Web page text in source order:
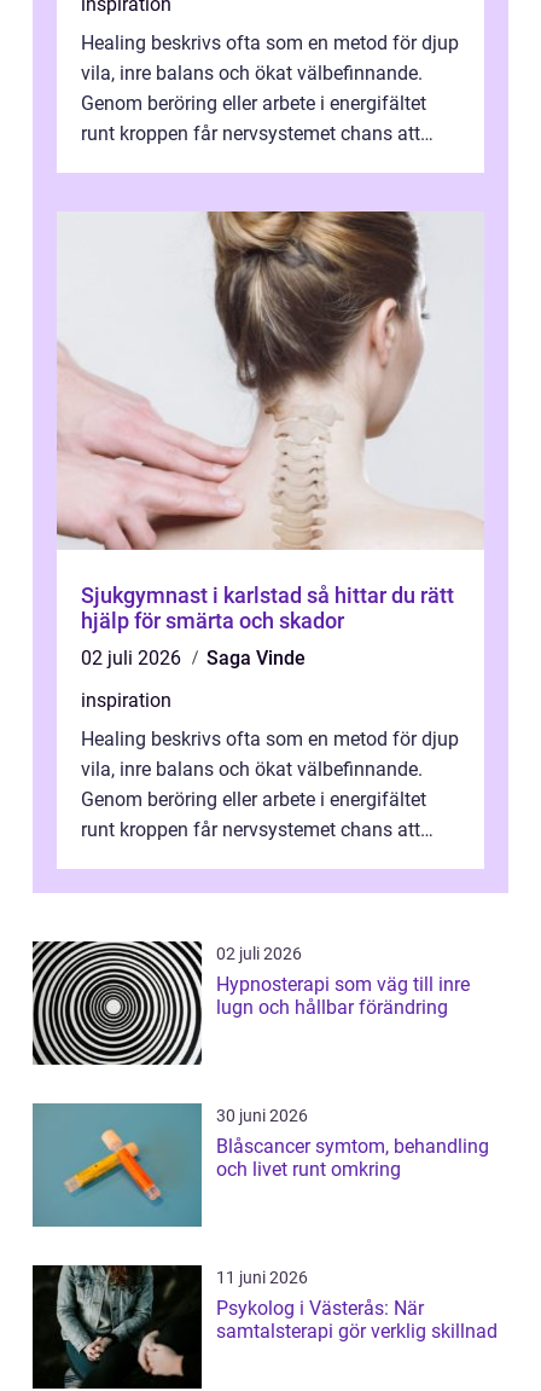
inspiration
Healing beskrivs ofta som en metod för djup
vila, inre balans och ökat välbefinnande.
Genom beröring eller arbete i energifältet
runt kroppen får nervsystemet chans att
Sjukgymnast i karlstad så hittar du rätt
hjälp för smärta och skador
02 juli 2026
Saga Vinde
inspiration
Healing beskrivs ofta som en metod för djup
vila, inre balans och ökat välbefinnande.
Genom beröring eller arbete i energifältet
runt kroppen får nervsystemet chans att
02 juli 2026
Hypnosterapi som väg till inre
lugn och hållbar förändring
30 juni 2026
Blåscancer symtom, behandling
och livet runt omkring
11 juni 2026
Psykolog i Västerås: När
samtalsterapi gör verklig skillnad